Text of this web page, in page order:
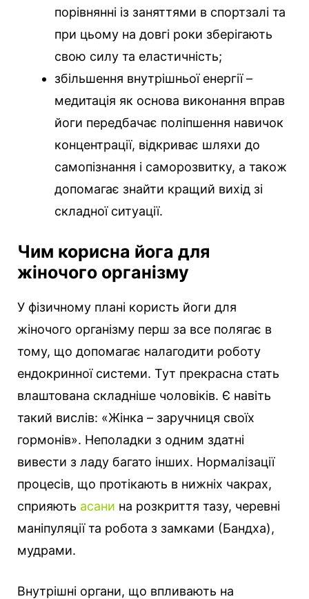
порівнянні із заняттями в спортзалі та
при цьому на довгі роки зберігають
свою силу та еластичність;
збільшення внутрішньої енергії –
медитація як основа виконання вправ
йоги передбачає поліпшення навичок
концентрації, відкриває шляхи до
самопізнання і саморозвитку, а також
допомагає знайти кращий вихід зі
складної ситуації.
Чим корисна йога для
жіночого організму
У фізичному плані користь йоги для
жіночого організму перш за все полягає в
тому, що допомагає налагодити роботу
ендокринної системи. Тут прекрасна стать
влаштована складніше чоловіків. Є навіть
такий вислів: «Жінка – заручниця своїх
гормонів». Неполадки з одним здатні
вивести з ладу багато інших. Нормалізації
процесів, що протікають в нижніх чакрах,
сприяють асани на розкриття тазу, черевні
маніпуляції та робота з замками (Бандха),
мудрами.
Внутрішні органи, що впливають на